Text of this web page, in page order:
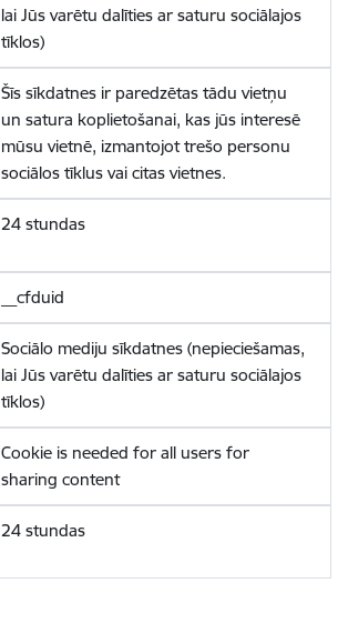
lai Jūs varētu dalīties ar saturu sociālajos
tīklos)
Šīs sīkdatnes ir paredzētas tādu vietņu
un satura koplietošanai, kas jūs interesē
mūsu vietnē, izmantojot trešo personu
sociālos tīklus vai citas vietnes.
24 stundas
__cfduid
Sociālo mediju sīkdatnes (nepieciešamas,
lai Jūs varētu dalīties ar saturu sociālajos
tīklos)
Cookie is needed for all users for
sharing content
24 stundas